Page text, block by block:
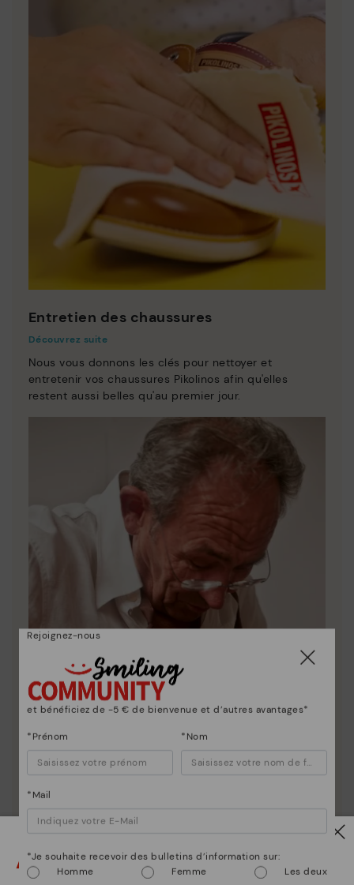
Entretien des chaussures
Découvrez suite
Nous vous donnons les clés pour nettoyer et
entretenir vos chaussures Pikolinos afin qu'elles
restent aussi belles qu'au premier jour.
La nature de Pikolinos
Découvrez suite
Depuis 1984, nous nous efforçons de rendre chaque
chaussure unique.
Attention !
Rejoignez-nous
et bénéficiez de -5 € de bienvenue et d’autres avantages*
*Prénom *Nom
*Mail
*Je souhaite recevoir des bulletins d’information sur:
Homme
Femme Les deux